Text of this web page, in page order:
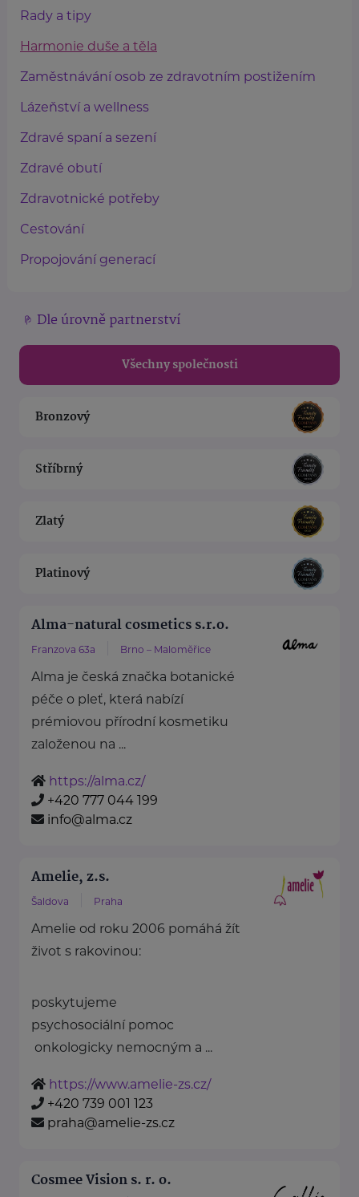
Rady a tipy
Harmonie duše a těla
Zaměstnávání osob ze zdravotním postižením
Lázeňství a wellness
Zdravé spaní a sezení
Zdravé obutí
Zdravotnické potřeby
Cestování
Propojování generací
Dle úrovně partnerství
Všechny společnosti
Bronzový
Stříbrný
Zlatý
Platinový
Alma-natural cosmetics s.r.o.
Franzova 63a Brno – Maloměřice
Alma je česká značka botanické
péče o pleť, která nabízí
prémiovou přírodní kosmetiku
založenou na ...
https://alma.cz/
+420 777 044 199
info@alma.cz
Amelie, z.s.
Šaldova Praha
Amelie od roku 2006 pomáhá žít
život s rakovinou:
poskytujeme
psychosociální pomoc
onkologicky nemocným a ...
https://www.amelie-zs.cz/
+420 739 001 123
praha@amelie-zs.cz
Cosmee Vision s. r. o.